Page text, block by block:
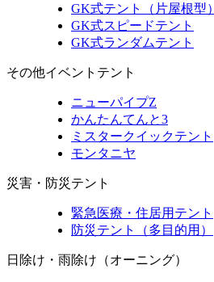
GK式テント（片屋根型）
GK式スピードテント
GK式ランダムテント
その他イベントテント
ニューパイプZ
かんたんてんと3
ミスタークイックテント
モンタニヤ
災害・防災テント
緊急医療・住居用テント
防災テント（多目的用）
日除け・雨除け（オーニング）